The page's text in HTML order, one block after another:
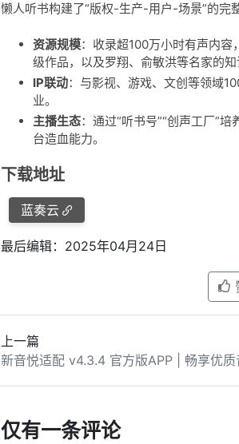
懒人听书构建了“版权-生产-用户-场景”的完
资源规模：收录超100万小时有声内
级作品，以及罗翔、俞敏洪等名家的知
IP联动：与影视、游戏、文创等领域
业。
主播生态：通过“听书号”“创声工厂”
台造血能力。
下载地址
蓝奏云
最后编辑：2025年04月24日
上一篇
仅有一条评论